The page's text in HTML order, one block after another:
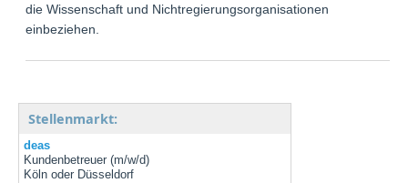
die Wissenschaft und Nichtregierungsorganisationen
einbeziehen.
Stellenmarkt:
deas
Kundenbetreuer (m/w/d)
Köln oder Düsseldorf